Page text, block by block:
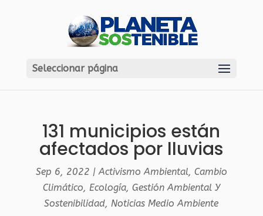
Seleccionar página
131 municipios están
afectados por lluvias
Sep 6, 2022 |Activismo Ambiental, Cambio
Climático, Ecología, Gestión Ambiental Y
Sostenibilidad,Noticias Medio Ambiente